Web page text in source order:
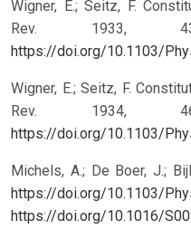
Wigner, E.; Seitz, F.
Rev. 1933,
https://doi.org/10.1103/
Wigner, E.; Seitz, F.
Rev. 1934,
https://doi.org/10.1103/
Michels, A.; De Boer, J.;
https://doi.org/10.1103/
https://doi.org/10.1016/